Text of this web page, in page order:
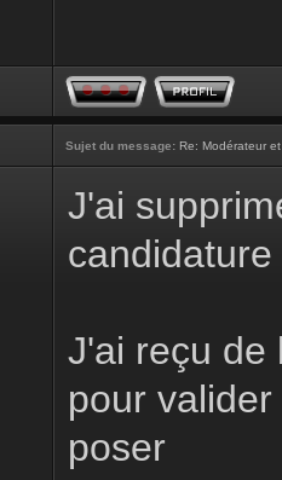
Sujet du message: Re: Modérateur
J'ai
J'ai reçu de
pour
poser